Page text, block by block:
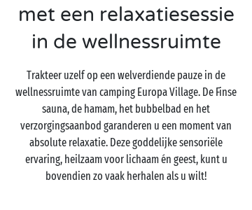
met een relaxatiesessie
in de wellnessruimte
Trakteer uzelf op een welverdiende pauze in de
wellnessruimte van camping Europa Village. De Finse
sauna, de hamam, het bubbelbad en het
verzorgingsaanbod garanderen u een moment van
absolute relaxatie. Deze goddelijke sensoriële
ervaring, heilzaam voor lichaam én geest, kunt u
bovendien zo vaak herhalen als u wilt!